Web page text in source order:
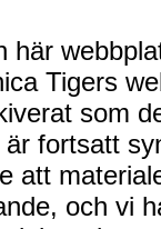
inte borde ha
provet. Den
har sett det och
nätet. Den person
nog risigt till, fast
för att snabbt
källa för att
är ett så pass